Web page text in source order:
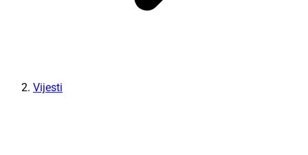
Vijesti